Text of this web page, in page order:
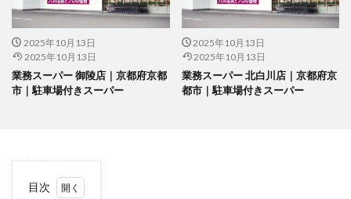
2025年10月13日
2025年10月13日
業務スーパー 御陵店｜京都府京都
市｜駐車場付きスーパー
2025年10月13日
2025年10月13日
業務スーパー 北白川店｜京都府京
都市｜駐車場付きスーパー
目次